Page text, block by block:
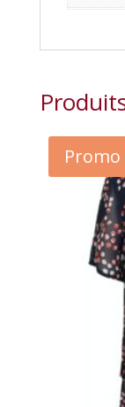
Promo